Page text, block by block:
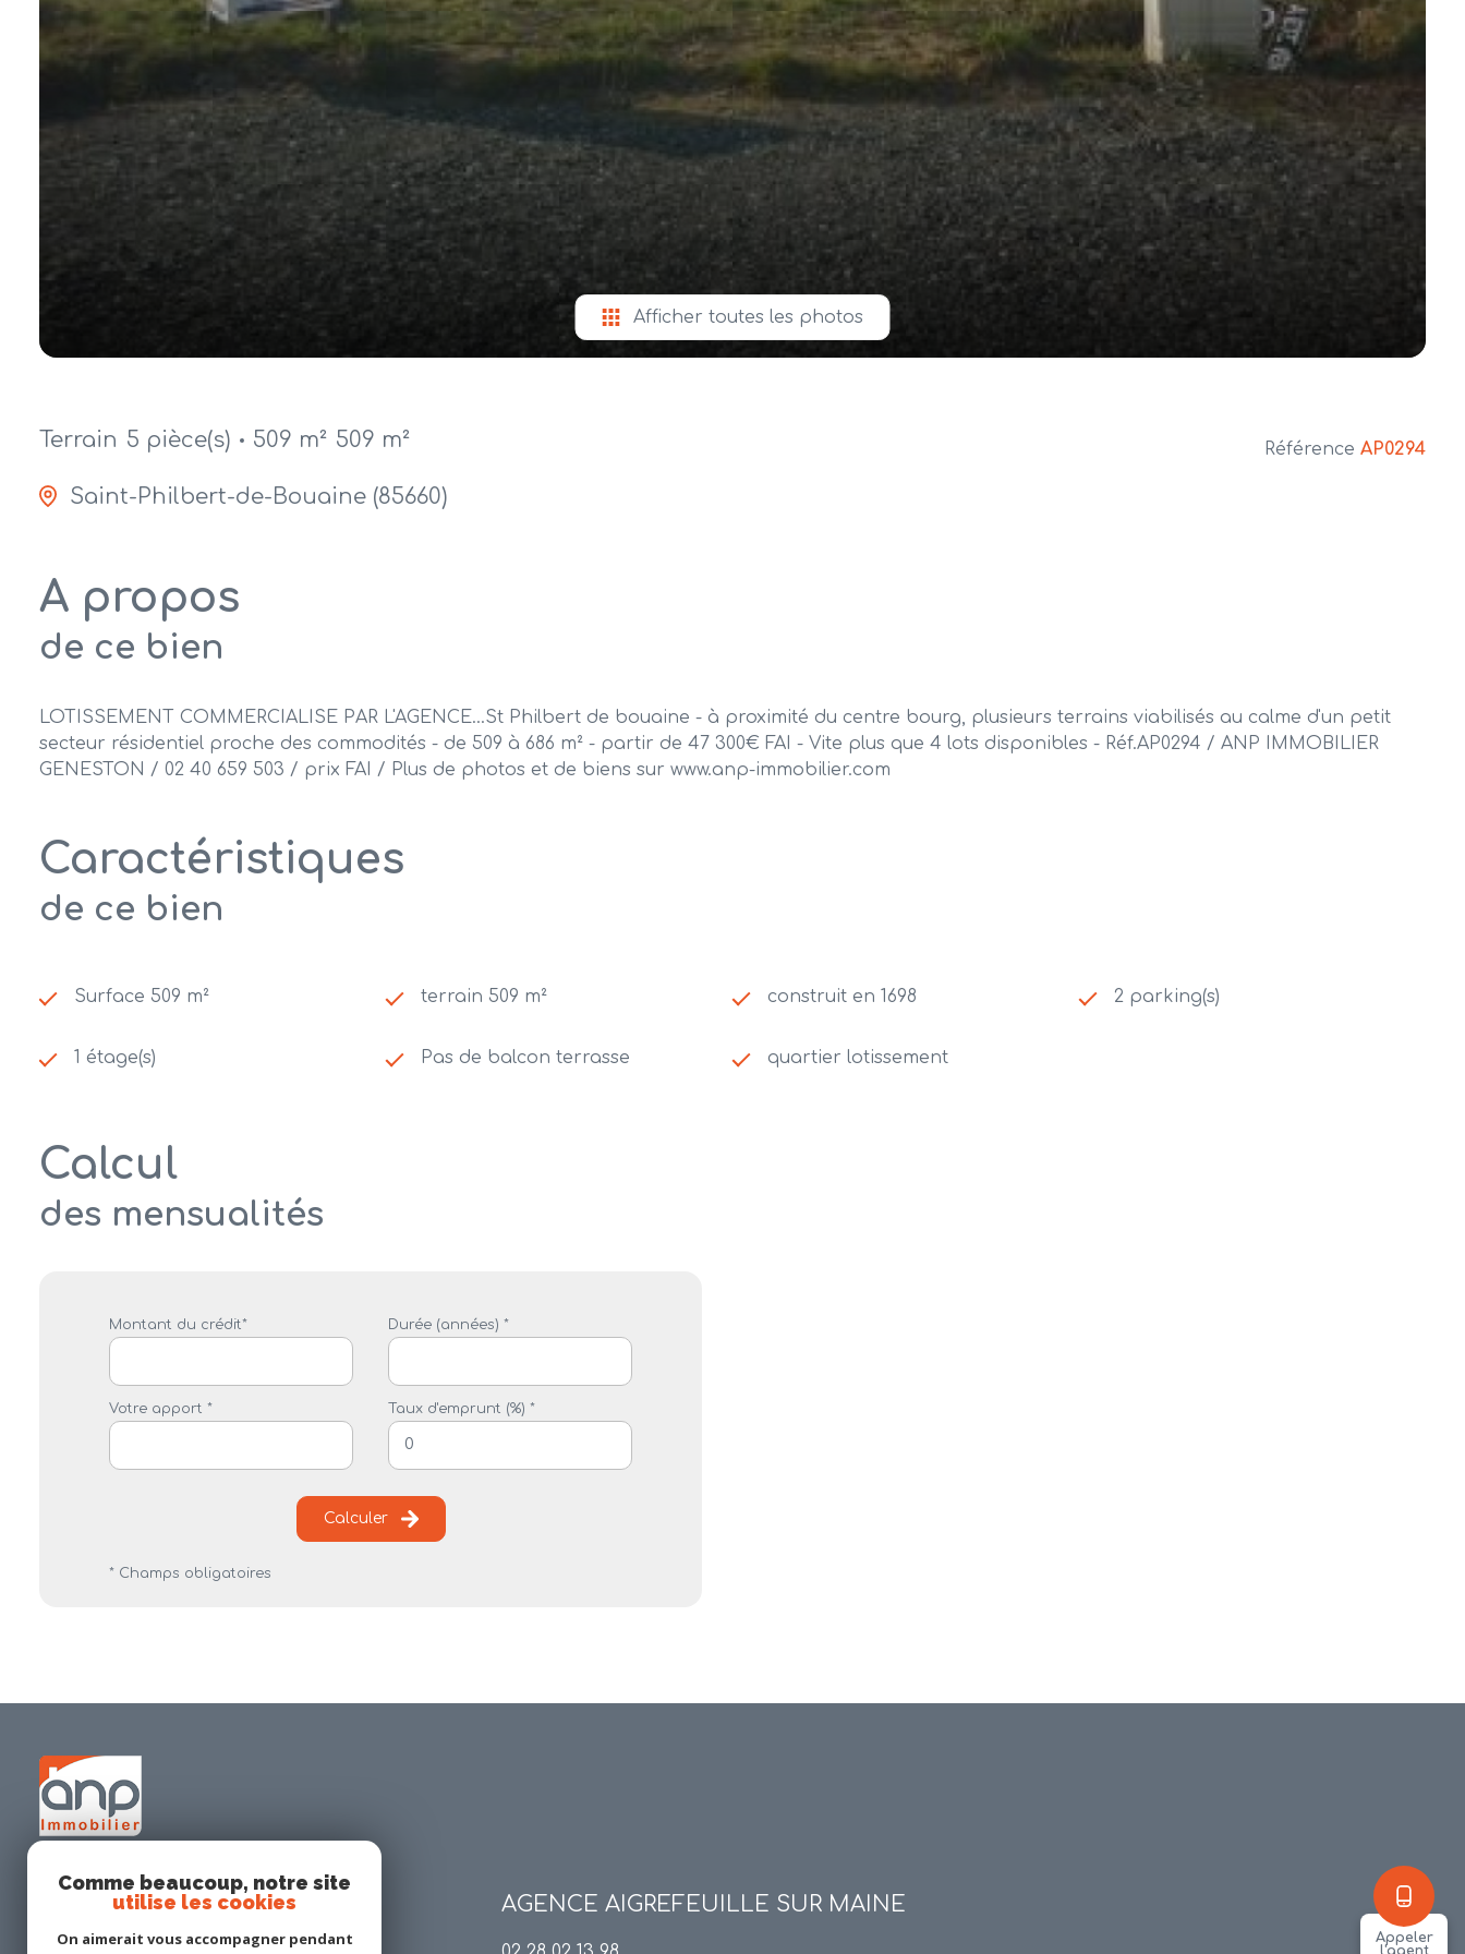
Appeler
l'agent
Afficher toutes les photos
Terrain 5 pièce(s) 509 m² 509 m²
Saint-Philbert-de-Bouaine (85660)
Référence AP0294
A propos
de ce bien
LOTISSEMENT COMMERCIALISE PAR L'AGENCE...St Philbert de bouaine - à proximité du centre bourg, plusieurs terrains viabilisés au calme d'un petit
secteur résidentiel proche des commodités - de 509 à 686 m² - partir de 47 300€ FAI - Vite plus que 4 lots disponibles - Réf.AP0294 / ANP IMMOBILIER
GENESTON / 02 40 659 503 / prix FAI / Plus de photos et de biens sur www.anp-immobilier.com
Caractéristiques
de ce bien
Surface 509 m² terrain 509 m² construit en 1698 2 parking(s)
1 étage(s) Pas de balcon terrasse quartier lotissement
Calcul
des mensualités
Montant du crédit* Durée (années) *
Votre apport * Taux d'emprunt (%) *
Calculer
* Champs obligatoires
ANP IMMOBILIER AGENCE AIGREFEUILLE SUR MAINE
Comme beaucoup, notre site
utilise les cookies
On aimerait vous accompagner pendant